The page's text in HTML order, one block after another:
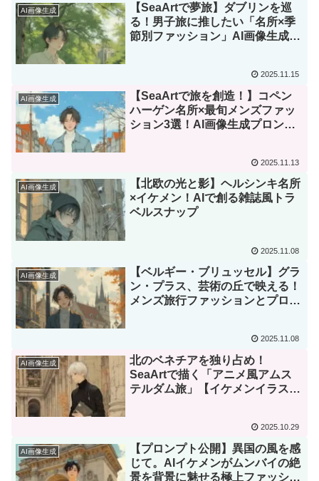
AI画像生成
【SeaArtで夢旅】ダブリンを巡
る！男子旅に推したい「名所×季
節別ファッション」AI画像生成プ
2025.11.15
AI画像生成
【SeaArtで旅を創造！】コペン
ハーゲン名所×最旬メンズファッ
ション3選！AI画像生成プロンプ
2025.11.13
AI画像生成
【北欧の光と影】ヘルシンキ名所
×イケメン！AIで創る雑誌風トラ
ベルスナップ
2025.11.08
AI画像生成
【ベルギー・ブリュッセル】グラ
ン・プラス、芸術の丘で映える！
メンズ旅行ファッションとプロン
2025.11.08
AI画像生成
北のベネチアを独り占め！
SeaArtで描く「アニメ風アムス
テルダム旅」【イケメンイラスト
2025.10.29
AI画像生成
【プロンプト公開】異国の風を感
じて。AIイケメンがムンバイの絶
景を背景に魅せる極上ファッショ